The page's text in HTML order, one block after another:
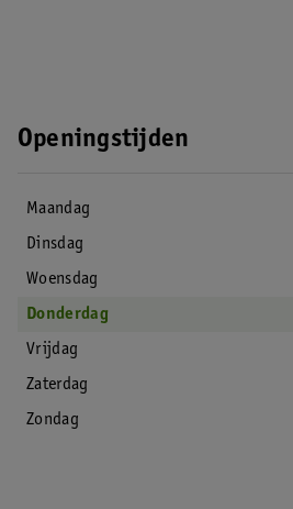
Openingstijden
Maandag
Dinsdag
Woensdag
Donderdag
Vrijdag
Zaterdag
Zondag